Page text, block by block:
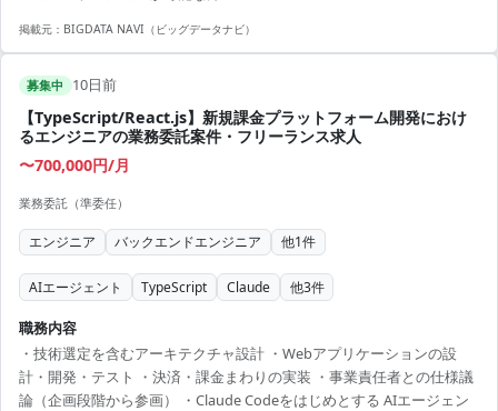
掲載元： BIGDATA NAVI（ビッグデータナビ）
募集中 10日前
【TypeScript/React.js】新規課金プラットフォーム開発におけ
るエンジニアの業務委託案件・フリーランス求人
〜700,000円/月
業務委託（準委任）
エンジニア バックエンドエンジニア 他1件
AIエージェント TypeScript Claude 他3件
職務内容
・技術選定を含むアーキテクチャ設計 ・Webアプリケーションの設
計・開発・テスト ・決済・課金まわりの実装 ・事業責任者との仕様議
論（企画段階から参画） ・Claude Codeをはじめとする AIエージェン